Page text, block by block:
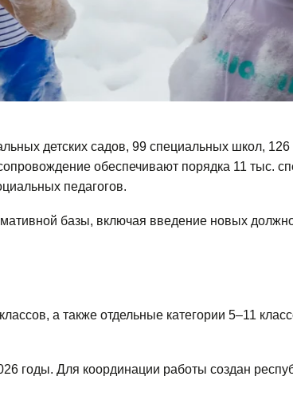
детских садов, 99 специальных школ, 126
обеспечивают порядка 11 тыс.
педагогов.
базы, включая введение новых
а также отдельные категории 5–11
годы. Для координации работы создан